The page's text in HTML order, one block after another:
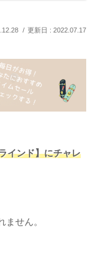
2022.07.17
インド】にチャレ
せん。